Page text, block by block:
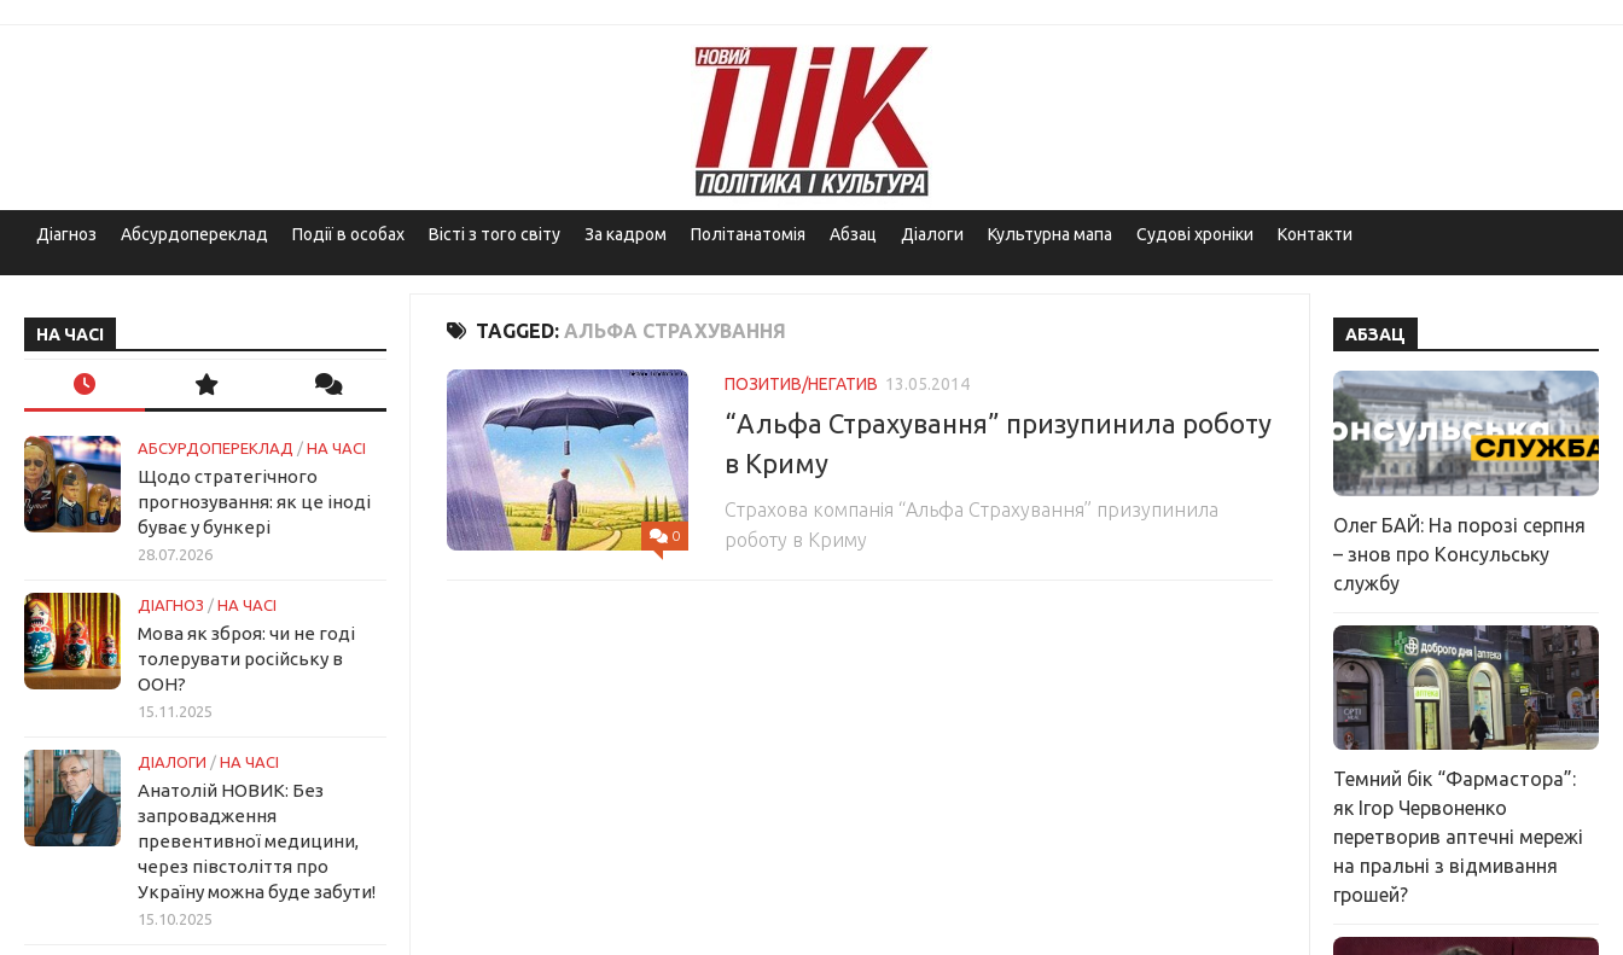
Діагноз Абсурдопереклад Події в особах Вісті з того світу За кадром Політанатомія Абзац Діалоги Культурна мапа Судові хроніки Контакти
TAGGED: АЛЬФА СТРАХУВАННЯ
0
ПОЗИТИВ/НЕГАТИВ 13.05.2014
“Альфа Страхування” призупинила роботу
в Криму
Страхова компанія “Альфа Страхування” призупинила
роботу в Криму
НА ЧАСІ
АБСУРДОПЕРЕКЛАД / НА ЧАСІ
Щодо стратегічного
прогнозування: як це іноді
буває у бункері
28.07.2026
ДІАГНОЗ / НА ЧАСІ
Мова як зброя: чи не годі
толерувати російську в
ООН?
15.11.2025
ДІАЛОГИ / НА ЧАСІ
Анатолій НОВИК: Без
запровадження
превентивної медицини,
через півстоліття про
Україну можна буде забути!
15.10.2025
АБЗАЦ
Олег БАЙ: На порозі серпня
– знов про Консульську
службу
Темний бік “Фармастора”:
як Ігор Червоненко
перетворив аптечні мережі
на пральні з відмивання
грошей?